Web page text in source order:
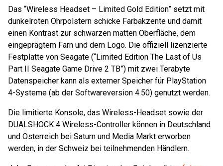
Das “Wireless Headset – Limited Gold Edition” setzt mit
dunkelroten Ohrpolstern schicke Farbakzente und damit
einen Kontrast zur schwarzen matten Oberfläche, dem
eingeprägtem Farn und dem Logo. Die offiziell lizenzierte
Festplatte von Seagate (“Limited Edition The Last of Us
Part II Seagate Game Drive 2 TB”) mit zwei Terabyte
Datenspeicher kann als externer Speicher für PlayStation
4-Systeme (ab der Softwareversion 4.50) genutzt werden.
Die limitierte Konsole, das Wireless-Headset sowie der
DUALSHOCK 4 Wireless-Controller können in Deutschland
und Österreich bei Saturn und Media Markt erworben
werden, in der Schweiz bei teilnehmenden Händlern.